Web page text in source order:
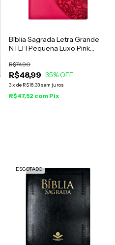
Bíblia Sagrada Letra Grande
NTLH Pequena Luxo Pink
R$48,99
R$74,90
35% OFF
3x de R$16,33 sem juros
R$47,52 com Pix
ESGOTADO